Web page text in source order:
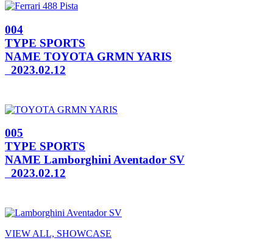
004
TYPE SPORTS
NAME TOYOTA GRMN YARIS
2023.02.12
005
TYPE SPORTS
NAME Lamborghini Aventador SV
2023.02.12
VIEW ALL, SHOWCASE